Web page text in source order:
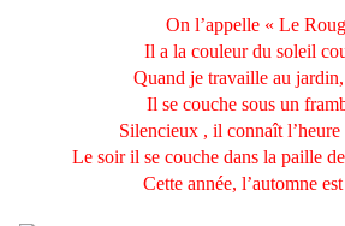
On l’appelle « Le
Il a la couleur du soleil
Quand je travaille au
Il se couche sous un
Silencieux , il connaît l’heure
Le soir il se couche dans la paille
Cette année, l’automne